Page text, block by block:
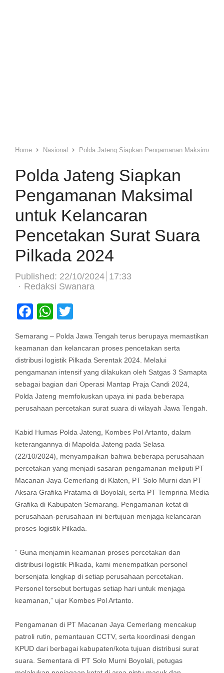
Home Nasional Polda Jateng Siapkan Pengamanan Maksimal
Polda Jateng Siapkan
Pengamanan Maksimal
untuk Kelancaran
Pencetakan Surat Suara
Pilkada 2024
Published: 22/10/2024 17:33
Author
Redaksi Swanara
Facebook
WhatsApp
Semarang – Polda Jawa Tengah terus berupaya memastikan
keamanan dan kelancaran proses pencetakan serta
distribusi logistik Pilkada Serentak 2024. Melalui
pengamanan intensif yang dilakukan oleh Satgas 3 Samapta
sebagai bagian dari Operasi Mantap Praja Candi 2024,
Polda Jateng memfokuskan upaya ini pada beberapa
perusahaan percetakan surat suara di wilayah Jawa Tengah.
Kabid Humas Polda Jateng, Kombes Pol Artanto, dalam
keterangannya di Mapolda Jateng pada Selasa
(22/10/2024), menyampaikan bahwa beberapa perusahaan
percetakan yang menjadi sasaran pengamanan meliputi PT
Macanan Jaya Cemerlang di Klaten, PT Solo Murni dan PT
Aksara Grafika Pratama di Boyolali, serta PT Temprina Media
Grafika di Kabupaten Semarang. Pengamanan ketat di
perusahaan-perusahaan ini bertujuan menjaga kelancaran
proses logistik Pilkada.
” Guna menjamin keamanan proses percetakan dan
distribusi logistik Pilkada, kami menempatkan personel
bersenjata lengkap di setiap perusahaan percetakan.
Personel tersebut bertugas setiap hari untuk menjaga
keamanan,” ujar Kombes Pol Artanto.
Pengamanan di PT Macanan Jaya Cemerlang mencakup
patroli rutin, pemantauan CCTV, serta koordinasi dengan
KPUD dari berbagai kabupaten/kota tujuan distribusi surat
suara. Sementara di PT Solo Murni Boyolali, petugas